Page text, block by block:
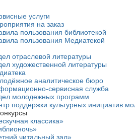
услуги
на заказ
пользования библиотекой
пользования Медиатекой
отраслевой литературы
художественной литературы
аналитическое бюро
сервисная служба
молодежных программ
поддержки культурных инициатив
классика»
читальный зал»